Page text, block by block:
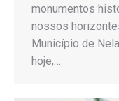
monumentos
nossos
Município de
hoje,…